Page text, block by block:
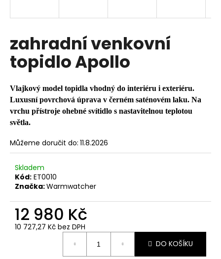
zahradní venkovní
topidlo Apollo
Vlajkový model topidla vhodný do interiéru i exteriéru.
Luxusní povrchová úprava v černém saténovém laku. Na
vrchu přístroje ohebné svítidlo s nastavitelnou teplotou
světla.
Můžeme doručit do: 11.8.2026
Skladem
Kód: ET0010
Značka:Warmwatcher
12 980 Kč
10 727,27 Kč bez DPH
DO KOŠÍKU
í
t
?
HLEDAT
D
o
p
o
r
u
č
u